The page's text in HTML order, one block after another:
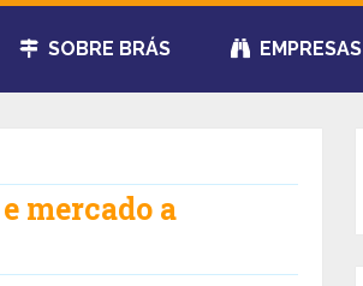
SOBRE BRÁS EMPRESAS
mercado a